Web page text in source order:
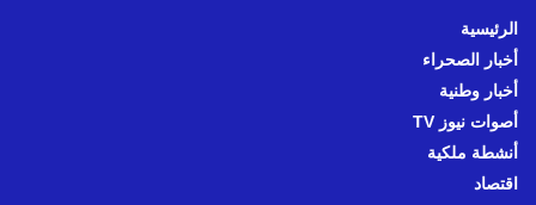
الرئيسية
أخبار الصحراء
أخبار وطنية
أصوات نيوز TV
أنشطة ملكية
اقتصاد